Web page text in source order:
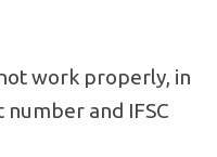
work properly, in
and IFSC